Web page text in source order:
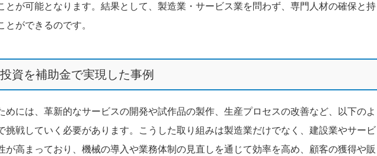
とが可能となります。結果として、製造業・サービス業を問わず、専門人材の確保と持
ができるのです。
資を補助金で実現した事例
めには、革新的なサービスの開発や試作品の製作、生産プロセスの改善など、以下のよ
挑戦していく必要があります。こうした取り組みは製造業だけでなく、建設業やサービ
が高まっており、機械の導入や業務体制の見直しを通じて効率を高め、顧客の獲得や販